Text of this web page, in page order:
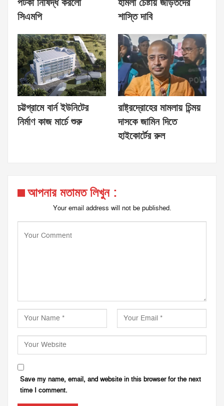
পটকা নিষিদ্ধ করলো
সিএমপি
হামলা চেষ্টায় জড়িতদের
শাস্তি দাবি
চট্টগ্রামে বার্ন ইউনিটের
নির্মাণ কাজ মার্চে শুরু
রাষ্ট্রদ্রোহের মামলায় চিন্ময়
দাসকে জামিন দিতে
হাইকোর্টের রুল
আপনার মতামত লিখুন :
Your email address will not be published.
Save my name, email, and website in this browser for the next
time I comment.